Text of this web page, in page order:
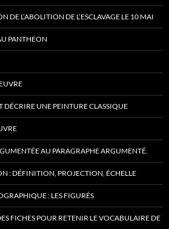
DE L’ABOLITION DE L’ESCLAVAGE LE 10 MAI
PANTHEON
DÉCRIRE UNE PEINTURE CLASSIQUE
AU PARAGRAPHE ARGUMENTÉ.
: DÉFINITION, PROJECTION, ÉCHELLE
: LES FIGURÉS
FICHES POUR RETENIR LE VOCABULAIRE DE